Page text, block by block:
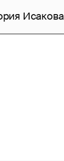
Исакова